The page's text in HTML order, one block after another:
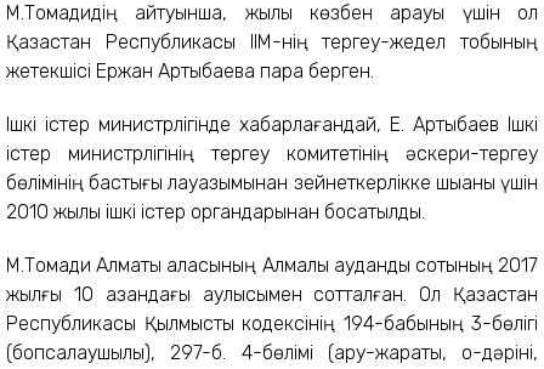
М.Тоқмадидің айтуынша, жылы көзбен қарауы үшін ол
Қазақстан Республикасы ІІМ-нің тергеу-жедел тобының
жетекшісі Ержан Артықбаевқа пара берген.
Ішкі істер министрлігінде хабарлағандай, Е. Артықбаев Ішкі
істер министрлігінің тергеу комитетінің әскери-тергеу
бөлімінің бастығы лауазымынан зейнеткерлікке шыққаны үшін
2010 жылы ішкі істер органдарынан босатылды.
М.Тоқмади Алматы қаласының Алмалы аудандық сотының 2017
жылғы 10 қазандағы қаулысымен сотталған. Ол Қазақстан
Республикасы Қылмыстық кодексінің 194-бабының 3-бөлігі
(бопсалаушылық), 297-б. 4-бөлімі (қару-жарақты, оқ-дәріні,